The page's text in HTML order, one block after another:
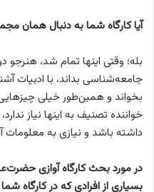
آیا کارگاه شما به دنبال همان
بله؛ وقتی اینها تمام شد، هنرجو
جامعه‌شناسی بداند، با ادبیات
بخواند و همین‌طور خیلی چیزهایی
خواننده تصنیف به اینها نیاز
داشته باشد و نیازی به
در مورد بحث کارگاه آوازی
بسیاری از افرادی که در کارگاه